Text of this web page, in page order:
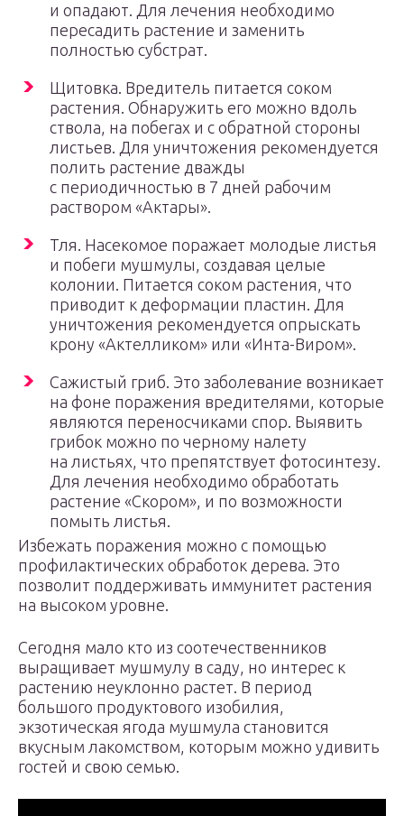
и опадают. Для лечения необходимо
пересадить растение и заменить
полностью субстрат.
Щитовка. Вредитель питается соком
растения. Обнаружить его можно вдоль
ствола, на побегах и с обратной стороны
листьев. Для уничтожения рекомендуется
полить растение дважды
с периодичностью в 7 дней рабочим
раствором «Актары».
Тля. Насекомое поражает молодые листья
и побеги мушмулы, создавая целые
колонии. Питается соком растения, что
приводит к деформации пластин. Для
уничтожения рекомендуется опрыскать
крону «Актелликом» или «Инта-Виром».
Сажистый гриб. Это заболевание возникает
на фоне поражения вредителями, которые
являются переносчиками спор. Выявить
грибок можно по черному налету
на листьях, что препятствует фотосинтезу.
Для лечения необходимо обработать
растение «Скором», и по возможности
помыть листья.
Избежать поражения можно с помощью
профилактических обработок дерева. Это
позволит поддерживать иммунитет растения
на высоком уровне.
Сегодня мало кто из соотечественников
выращивает мушмулу в саду, но интерес к
растению неуклонно растет. В период
большого продуктового изобилия,
экзотическая ягода мушмула становится
вкусным лакомством, которым можно удивить
гостей и свою семью.